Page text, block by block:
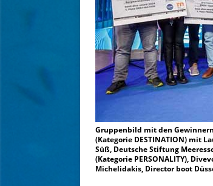
Gruppenbild mit den
(Kategorie DESTINATION) mit
Süß, Deutsche Stiftung
(Kategorie PERSONALITY),
Michelidakis, Director boot